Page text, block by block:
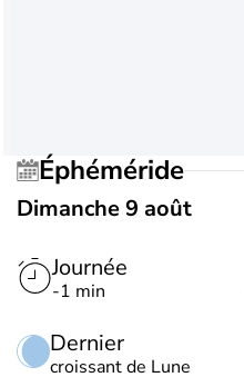
Éphéméride
Dimanche 9 août
Journée
-1 min
Dernier
croissant de Lune